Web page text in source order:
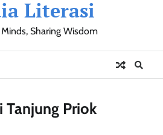
Literasi
Sharing Wisdom
SosialOlahraga
Resensi
Ulasan
Opini
Tanjung Priok